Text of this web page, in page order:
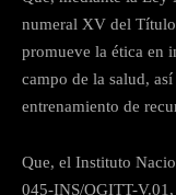
numeral XV del Título
promueve la ética en
campo de la salud,
entrenamiento de
Que, el Instituto
045-INS/OGITT-